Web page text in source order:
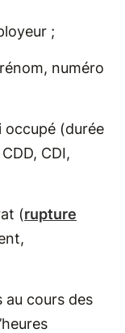
;
numéro
occupé (durée
CDI,
(rupture
au cours des